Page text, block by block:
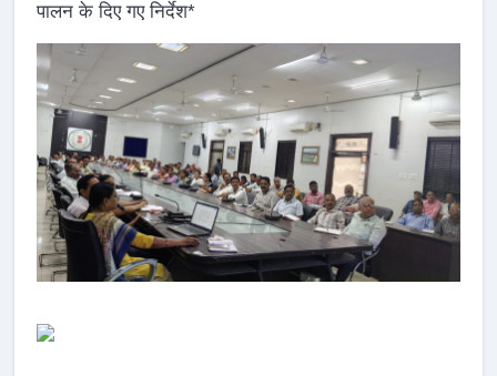
पालन के दिए गए निर्देश*